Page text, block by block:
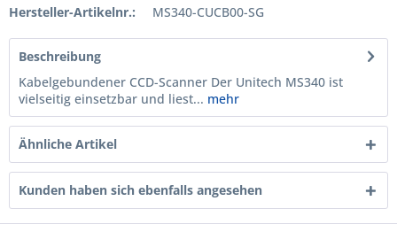
Hersteller-Artikelnr.:
MS340-CUCB00-SG
Beschreibung
Kabelgebundener CCD-Scanner Der Unitech MS340 ist
vielseitig einsetzbar und liest... mehr
Ähnliche Artikel
Kunden haben sich ebenfalls angesehen